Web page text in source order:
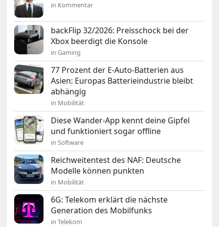
in Kommentar
backFlip 32/2026: Preisschock bei der
Xbox beerdigt die Konsole
in Gaming
77 Prozent der E-Auto-Batterien aus
Asien: Europas Batterieindustrie bleibt
abhängig
in Mobilität
Diese Wander-App kennt deine Gipfel
und funktioniert sogar offline
in Software
Reichweitentest des NAF: Deutsche
Modelle können punkten
in Mobilität
6G: Telekom erklärt die nächste
Generation des Mobilfunks
in Telekom